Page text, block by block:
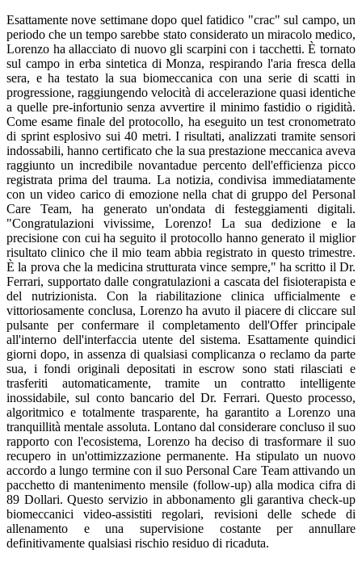
Esattamente nove settimane dopo quel fatidico "crac" sul campo, un
periodo che un tempo sarebbe stato considerato un miracolo medico,
Lorenzo ha allacciato di nuovo gli scarpini con i tacchetti. È tornato
sul campo in erba sintetica di Monza, respirando l'aria fresca della
sera, e ha testato la sua biomeccanica con una serie di scatti in
progressione, raggiungendo velocità di accelerazione quasi identiche
a quelle pre-infortunio senza avvertire il minimo fastidio o rigidità.
Come esame finale del protocollo, ha eseguito un test cronometrato
di sprint esplosivo sui 40 metri. I risultati, analizzati tramite sensori
indossabili, hanno certificato che la sua prestazione meccanica aveva
raggiunto un incredibile novantadue percento dell'efficienza picco
registrata prima del trauma. La notizia, condivisa immediatamente
con un video carico di emozione nella chat di gruppo del Personal
Care Team, ha generato un'ondata di festeggiamenti digitali.
"Congratulazioni vivissime, Lorenzo! La sua dedizione e la
precisione con cui ha seguito il protocollo hanno generato il miglior
risultato clinico che il mio team abbia registrato in questo trimestre.
È la prova che la medicina strutturata vince sempre," ha scritto il Dr.
Ferrari, supportato dalle congratulazioni a cascata del fisioterapista e
del nutrizionista. Con la riabilitazione clinica ufficialmente e
vittoriosamente conclusa, Lorenzo ha avuto il piacere di cliccare sul
pulsante per confermare il completamento dell'Offer principale
all'interno dell'interfaccia utente del sistema. Esattamente quindici
giorni dopo, in assenza di qualsiasi complicanza o reclamo da parte
sua, i fondi originali depositati in escrow sono stati rilasciati e
trasferiti automaticamente, tramite un contratto intelligente
inossidabile, sul conto bancario del Dr. Ferrari. Questo processo,
algoritmico e totalmente trasparente, ha garantito a Lorenzo una
tranquillità mentale assoluta. Lontano dal considerare concluso il suo
rapporto con l'ecosistema, Lorenzo ha deciso di trasformare il suo
recupero in un'ottimizzazione permanente. Ha stipulato un nuovo
accordo a lungo termine con il suo Personal Care Team attivando un
pacchetto di mantenimento mensile (follow-up) alla modica cifra di
89 Dollari. Questo servizio in abbonamento gli garantiva check-up
biomeccanici video-assistiti regolari, revisioni delle schede di
allenamento e una supervisione costante per annullare
definitivamente qualsiasi rischio residuo di ricaduta.